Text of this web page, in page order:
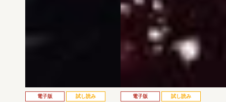
電子版 試し読み 電子版 試し読み